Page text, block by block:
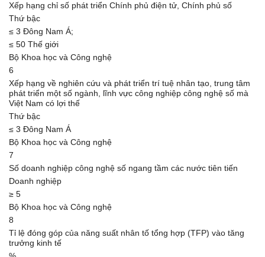
Xếp hạng chỉ số phát triển Chính phủ điện tử, Chính phủ số
Thứ bậc
≤ 3 Đông Nam Á;
≤ 50 Thế giới
Bộ Khoa học và Công nghệ
6
Xếp hạng về nghiên cứu và phát triển trí tuệ nhân tạo, trung tâm
phát triển một số ngành, lĩnh vực công nghiệp công nghệ số mà
Việt Nam có lợi thế
Thứ bậc
≤ 3 Đông Nam Á
Bộ Khoa học và Công nghệ
7
Số doanh nghiệp công nghệ số ngang tầm các nước tiên tiến
Doanh nghiệp
≥ 5
Bộ Khoa học và Công nghệ
8
Tỉ lệ đóng góp của năng suất nhân tố tổng hợp (TFP) vào tăng
trưởng kinh tế